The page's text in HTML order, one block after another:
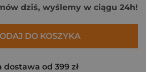
dziś, wyślemy w ciągu 24h!
DO KOSZYKA
od 399 zł